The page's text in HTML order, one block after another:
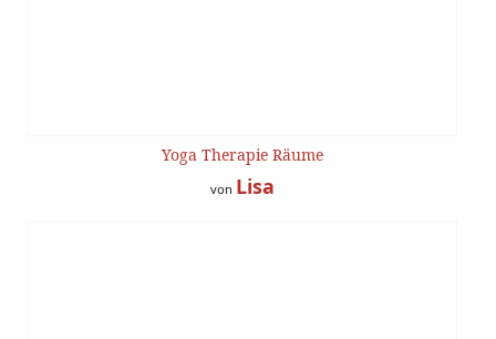
Yoga Therapie Räume
von Lisa